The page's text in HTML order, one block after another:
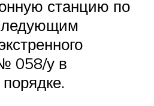
станцию по
058/у в